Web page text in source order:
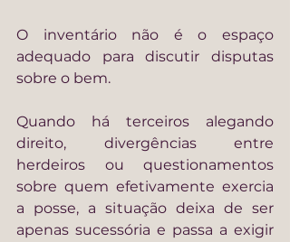
O inventário não é o espaço
adequado para discutir disputas
sobre o bem.
Quando há terceiros alegando
direito, divergências entre
herdeiros ou questionamentos
sobre quem efetivamente exercia
a posse, a situação deixa de ser
apenas sucessória e passa a exigir